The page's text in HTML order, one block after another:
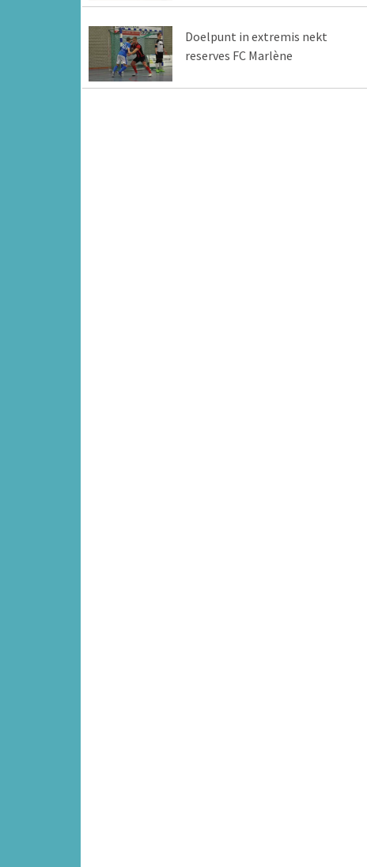
Doelpunt in extremis nekt
reserves FC Marlène